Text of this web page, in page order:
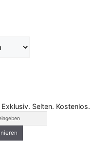
Exklusiv. Selten. Kostenlos.